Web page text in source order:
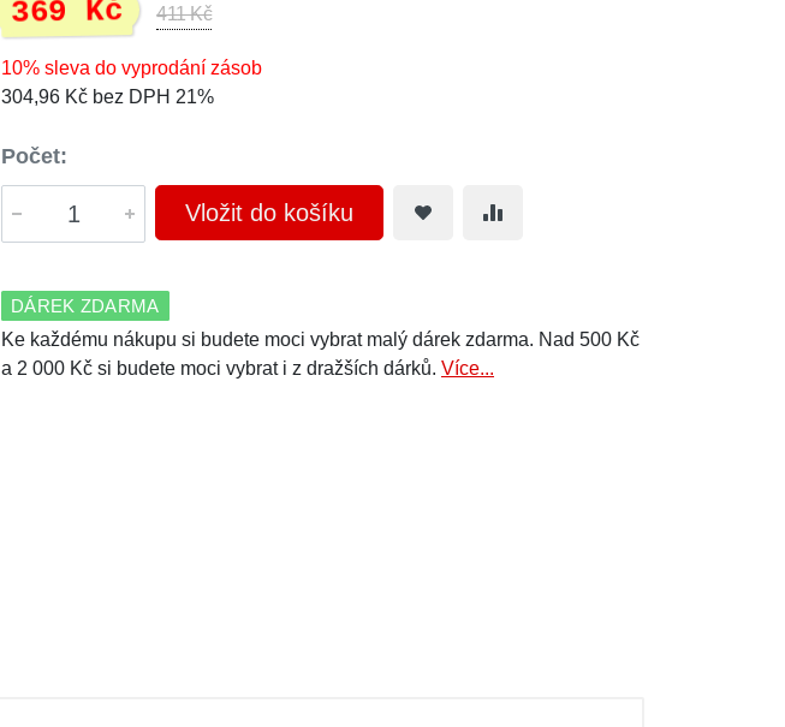
369 Kč 411 Kč
10% sleva do vyprodání zásob
304,96 Kč bez DPH 21%
Počet:
Vložit do košíku
DÁREK ZDARMA
Ke každému nákupu si budete moci vybrat malý dárek zdarma. Nad 500 Kč
a 2 000 Kč si budete moci vybrat i z dražších dárků. Více...